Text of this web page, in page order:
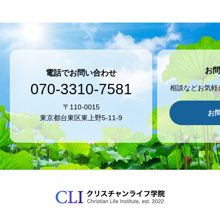
電話でお問い合わせ
070-3310-7581
〒110-0015
東京都台東区東上野5-11-9
お
相談などお気
お